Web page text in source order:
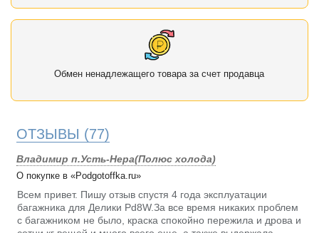
Обмен ненадлежащего товара за счет продавца
ОТЗЫВЫ (77)
Владимир п.Усть-Нера(Полюс холода)
О покупке в «Podgotoffka.ru»
Всем привет. Пишу отзыв спустя 4 года эксплуатации
багажника для Делики Pd8W.За все время никаких проблем
с багажником не было, краска спокойно пережила и дрова и